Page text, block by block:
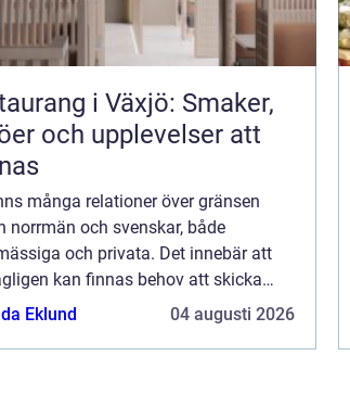
i Växjö: Smaker,
och upplevelser att
många relationer över gränsen
norrmän och svenskar, både
och privata. Det innebär att
kan finnas behov att skicka
mellan länderna. Att skicka paket
Eklund 04 augusti 2026